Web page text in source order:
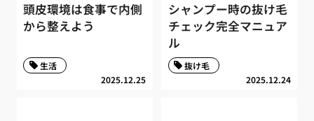
頭皮環境は食事で内側
から整えよう
2025.12.25
生活
シャンプー時の抜け毛
チェック完全マニュア
ル
2025.12.24
抜け毛